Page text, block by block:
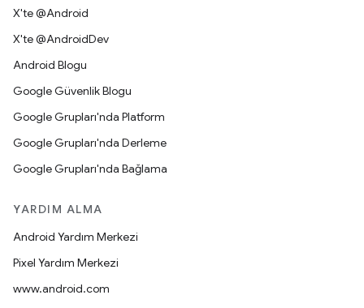
X'te @Android
X'te @AndroidDev
Android Blogu
Google Güvenlik Blogu
Google Grupları'nda Platform
Google Grupları'nda Derleme
Google Grupları'nda Bağlama
YARDIM ALMA
Android Yardım Merkezi
Pixel Yardım Merkezi
www.android.com